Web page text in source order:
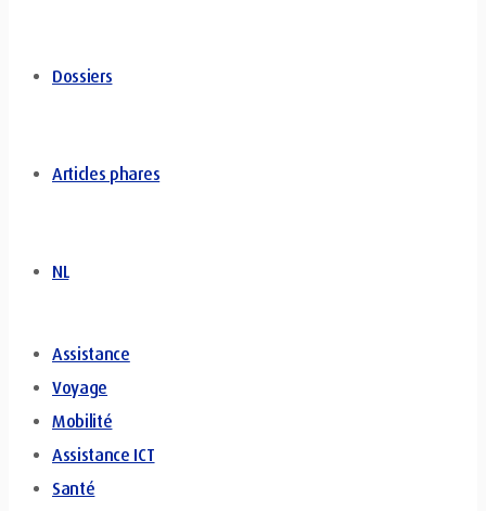
Dossiers
Articles phares
NL
Assistance
Voyage
Mobilité
Assistance ICT
Santé